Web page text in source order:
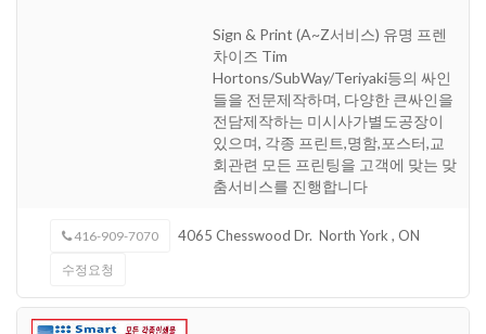
Sign & Print (A~Z서비스) 유명 프렌
차이즈 Tim
Hortons/SubWay/Teriyaki등의 싸인
들을 전문제작하며, 다양한 큰싸인을
전담제작하는 미시사가별도공장이
있으며, 각종 프린트,명함,포스터,교
회관련 모든 프린팅을 고객에 맞는 맞
춤서비스를 진행합니다
416-909-7070 4065 Chesswood Dr. North York , ON
수정요청